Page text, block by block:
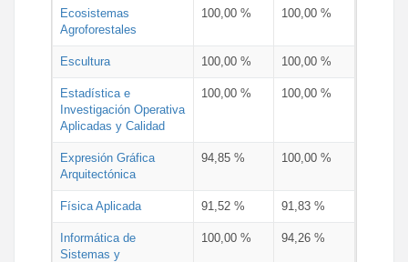
Ecosistemas
Agroforestales
100,00 % 100,00 %
Escultura 100,00 % 100,00 %
Estadística e
Investigación Operativa
Aplicadas y Calidad
100,00 % 100,00 %
Expresión Gráfica
Arquitectónica
94,85 % 100,00 %
Física Aplicada 91,52 % 91,83 %
Informática de
Sistemas y
100,00 % 94,26 %